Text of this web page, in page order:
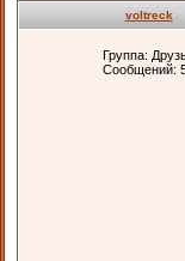
voltreck
Группа:
Сообщений: